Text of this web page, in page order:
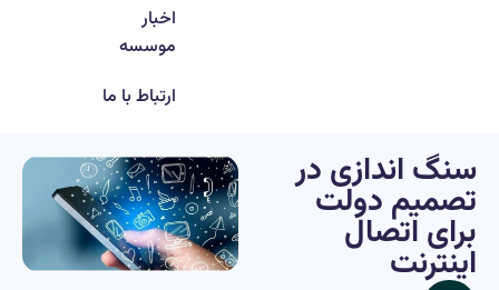
اخبار
موسسه
ارتباط با ما
سنگ اندازی در
تصمیم دولت
برای اتصال
اینترنت